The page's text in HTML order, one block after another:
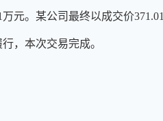
元。某公司最终以成交价
，本次交易完成。